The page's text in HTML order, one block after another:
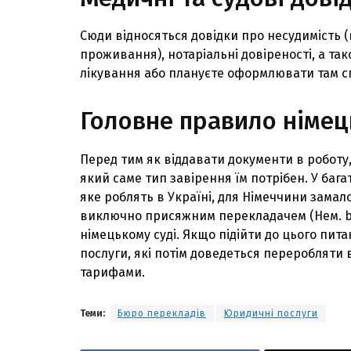
Сюди відносяться довідки про
проживання), нотаріальні довіреності, а
лікування або плануєте оформлювати там
Головне правило
Перед тим як віддавати документи в
який саме тип завірення їм потрібен. У
яке роблять в Україні, для Німеччини
виключно присяжним перекладачем (Нем.
німецькому суді. Якщо підійти до цього
послуги, які потім доведеться
тарифами.
Теми: Бюро перекладів Юридичні послуги